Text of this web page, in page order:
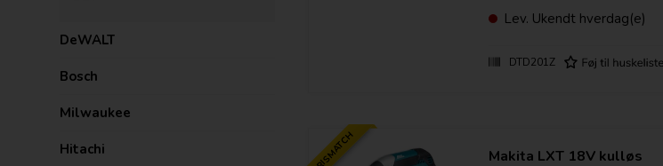
DeWALT
Bosch
Milwaukee
Hitachi
Omdr./ Min - 0-3700
Maskinen har indbygget LED lys
Leveres som løs enhed uden batterier og
lader
- Elektronisk bremse
- Indbygget LED arbejdslys (2 lysstyrker)
Lev. Ukendt hverdag(e)
DTD201Z
PRISMATCH
Makita LXT 18V kulløs